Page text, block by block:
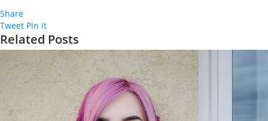
Share
Tweet Pin it
Related Posts